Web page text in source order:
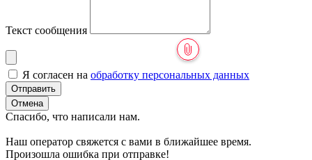
Текст сообщения
Я согласен на обработку персональных данных
Отправить
Отмена
Спасибо, что написали нам.
Наш оператор свяжется с вами в ближайшее время.
Произошла ошибка при отправке!